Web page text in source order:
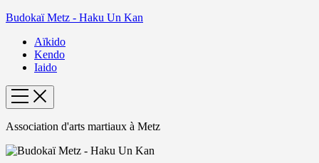
Budokaï Metz - Haku Un Kan
Aïkido
Kendo
Iaido
Association d'arts martiaux à Metz